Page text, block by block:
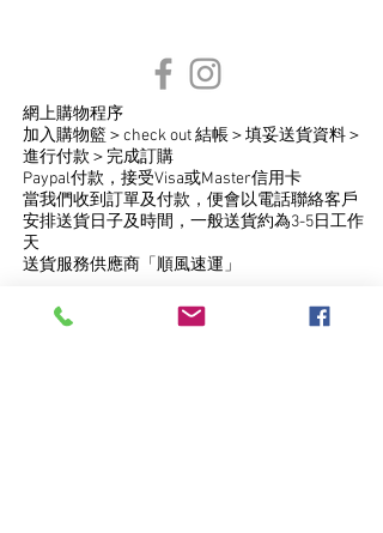
網上購物程序
​加入購物籃＞check out 結帳＞填妥送貨資料＞
進行付款＞完成訂購
Paypal付款，接受Visa或Master信用卡
當我們收到訂單及付款，便會以電話聯絡客戶
安排送貨日子及時間，一般送貨約為3-5日工作
天
送貨服務供應商「順風速運」